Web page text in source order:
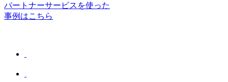
パートナーサービスを使った
事例はこちら